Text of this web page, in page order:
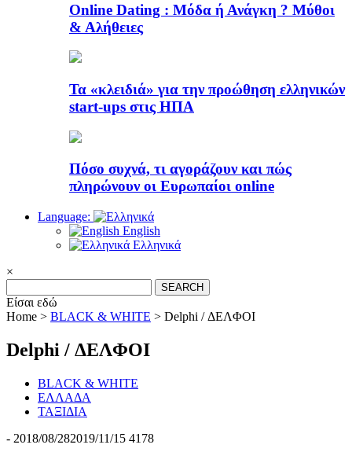
Online Dating : Μόδα ή Ανάγκη ? Μύθοι
& Αλήθειες
Τα «κλειδιά» για την προώθηση ελληνικών
start-ups στις ΗΠΑ
Πόσο συχνά, τι αγοράζουν και πώς
πληρώνουν οι Ευρωπαίοι online
Language:
English
Ελληνικά
×
for:
Είσαι εδώ
Home > BLACK & WHITE > Delphi / ΔΕΛΦΟΙ
Delphi / ΔΕΛΦΟΙ
BLACK & WHITE
ΕΛΛΑΔΑ
ΤΑΞΙΔΙΑ
- 2018/08/282019/11/15 4178